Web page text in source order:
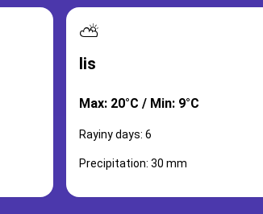
⛅
lis
Max: 20°C / Min: 9°C
Rayiny days: 6
Precipitation: 30 mm